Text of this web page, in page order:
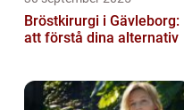
Bröstkirurgi i Gävleborg:
att förstå dina alternativ